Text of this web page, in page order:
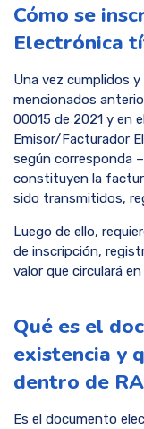
Cómo se
Electrónica
Una vez cumplidos
mencionados
00015 de 2021 y en
Emisor/Facturador
según corresponda
constituyen la
sido transmitidos,
Luego de ello,
de inscripción,
valor que circulará
Qué es el
existencia y
dentro de
Es el documento